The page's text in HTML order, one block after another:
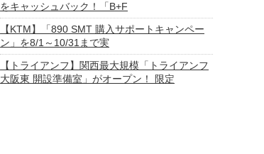
をキャッシュバック！「B+F
【KTM】「890 SMT 購入サポートキャンペー
ン」を8/1～10/31まで実
【トライアンフ】関西最大規模「トライアンフ
大阪東 開設準備室」がオープン！ 限定